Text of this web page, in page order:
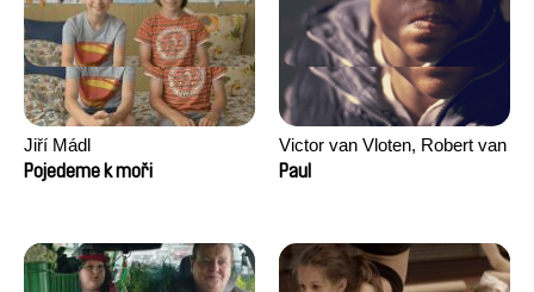
Jiří Mádl
Pojedeme k moři
Victor van Vloten, Robert van
Wingerden
Paul